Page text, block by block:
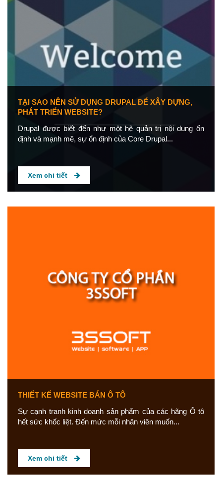
TẠI SAO NÊN SỬ DỤNG DRUPAL ĐỂ XÂY DỰNG,
PHÁT TRIỂN WEBSITE?
Drupal được biết đến như một hệ quản trị nội dung ổn
định và mạnh mẽ, sự ổn định của Core Drupal...
Xem chi tiết
THIẾT KẾ WEBSITE BÁN Ô TÔ
Sự cạnh tranh kinh doanh sản phẩm của các hãng Ô tô
hết sức khốc liệt. Đến mức mỗi nhân viên muốn...
Xem chi tiết